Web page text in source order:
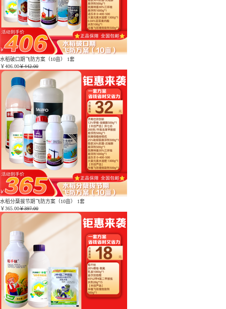
水稻破口期飞防方案（10亩） 1套
￥406.00￥442.00
水稻分蘖拔节期飞防方案（10亩） 1套
￥365.00￥397.00